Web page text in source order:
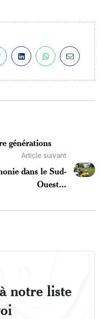
générations
Article suivant
dans le Sud-
Ouest...
notre liste